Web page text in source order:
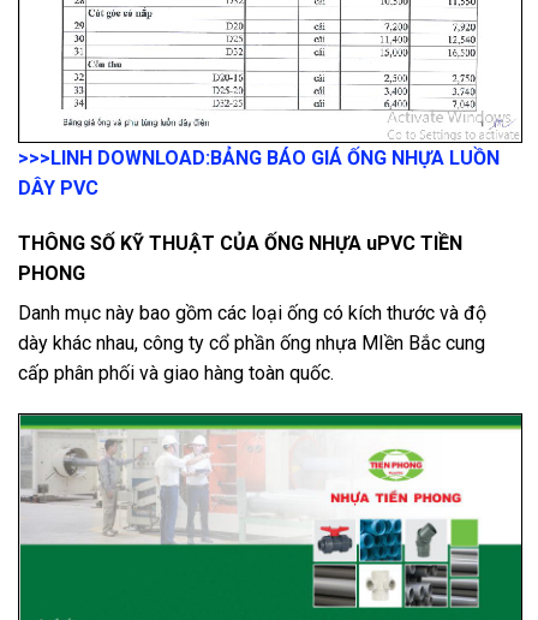
>>>LINH DOWNLOAD:BẢNG BÁO GIÁ ỐNG NHỰA LUỒN
DÂY PVC
THÔNG SỐ KỸ THUẬT CỦA ỐNG NHỰA uPVC TIỀN
PHONG
Danh mục này bao gồm các loại ống có kích thước và độ
dày khác nhau, công ty cổ phần ống nhựa MIền Bắc cung
cấp phân phối và giao hàng toàn quốc.